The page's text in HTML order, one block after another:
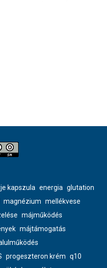
kapszula energia glutation
magnézium mellékvese
májműködés
májtámogatás
progeszteron krém q10